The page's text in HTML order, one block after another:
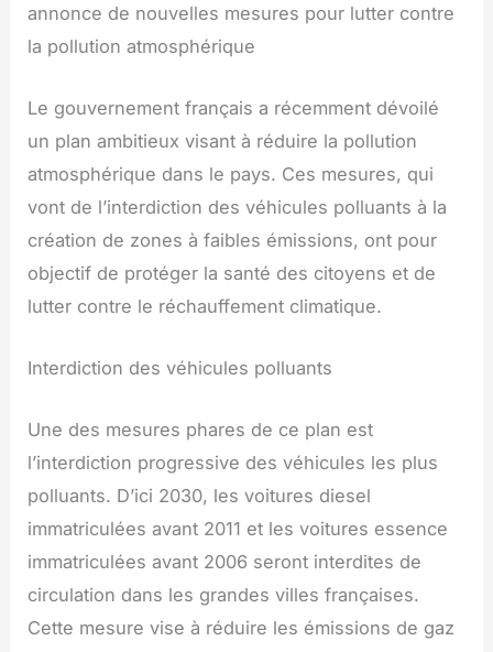
annonce de nouvelles mesures pour lutter contre
la pollution atmosphérique
Le gouvernement français a récemment dévoilé
un plan ambitieux visant à réduire la pollution
atmosphérique dans le pays. Ces mesures, qui
vont de l’interdiction des véhicules polluants à la
création de zones à faibles émissions, ont pour
objectif de protéger la santé des citoyens et de
lutter contre le réchauffement climatique.
Interdiction des véhicules polluants
Une des mesures phares de ce plan est
l’interdiction progressive des véhicules les plus
polluants. D’ici 2030, les voitures diesel
immatriculées avant 2011 et les voitures essence
immatriculées avant 2006 seront interdites de
circulation dans les grandes villes françaises.
Cette mesure vise à réduire les émissions de gaz